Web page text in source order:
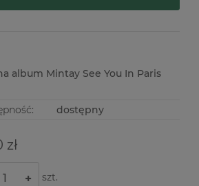
album Mintay See You In Paris
dostępny
zł
+ szt.